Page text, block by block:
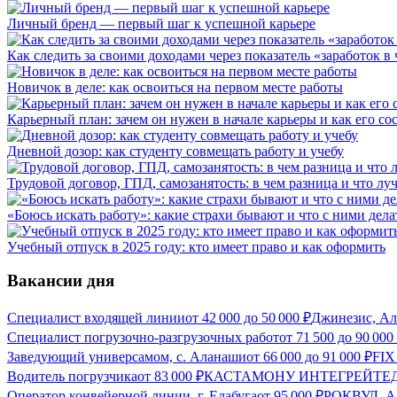
Личный бренд — первый шаг к успешной карьере
Как следить за своими доходами через показатель «заработок в
Новичок в деле: как освоиться на первом месте работы
Карьерный план: зачем он нужен в начале карьеры и как его
Дневной дозор: как студенту совмещать работу и учебу
Трудовой договор, ГПД, самозанятость: в чем разница и что
«Боюсь искать работу»: какие страхи бывают и что с ними
Учебный отпуск в 2025 году: кто имеет право и как оформить
Вакансии дня
Специалист входящей линииот 42 000 до 50 000 ₽Джинезис,
Специалист погрузочно-разгрузочных работот 71 500 до 90 000
Заведующий универсамом, с. Аланашиот 66 000 до 91 000 ₽
Водитель погрузчикаот 83 000 ₽КАСТАМОНУ